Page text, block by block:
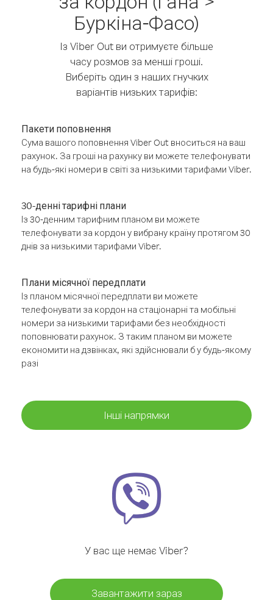
Буркіна-Фасо)
Із Viber Out ви отримуєте більше
часу розмов за менші гроші.
Виберіть один з наших гнучких
варіантів низьких тарифів:
Пакети поповнення
Сума вашого поповнення Viber Out вноситься на ваш
рахунок. За гроші на рахунку ви можете телефонувати
на будь-які номери в світі за низькими тарифами Viber.
30-денні тарифні плани
Із 30-денним тарифним планом ви можете
телефонувати за кордон у вибрану країну протягом 30
днів за низькими тарифами Viber.
Плани місячної передплати
Із планом місячної передплати ви можете
телефонувати за кордон на стаціонарні та мобільні
номери за низькими тарифами без необхідності
поповнювати рахунок. З таким планом ви можете
економити на дзвінках, які здійснювали б у будь-якому
разі
Інші напрямки
У вас ще немає Viber?
Завантажити зараз